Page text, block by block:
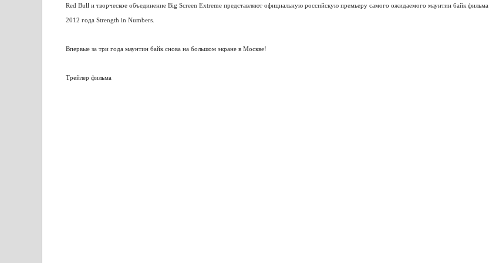
Red Bull и творческое объединение Big Screen Extreme представляют официальную российскую премьеру самого ожидаемого маунтин байк фильма
2012 года Strength in Numbers.
Впервые за три года маунтин байк снова на большом экране в Москве!
Трейлер фильма